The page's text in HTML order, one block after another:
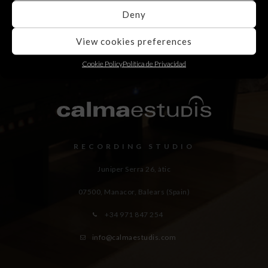
Deny
View cookies preferences
Cookie PolicyPolítica de Privacidad
RECORDING STUDIO
Juniper Serra 26, àtic
07500, Manacor, Balears (Spain)
+34 971 847 254
info@calmaestudis.com